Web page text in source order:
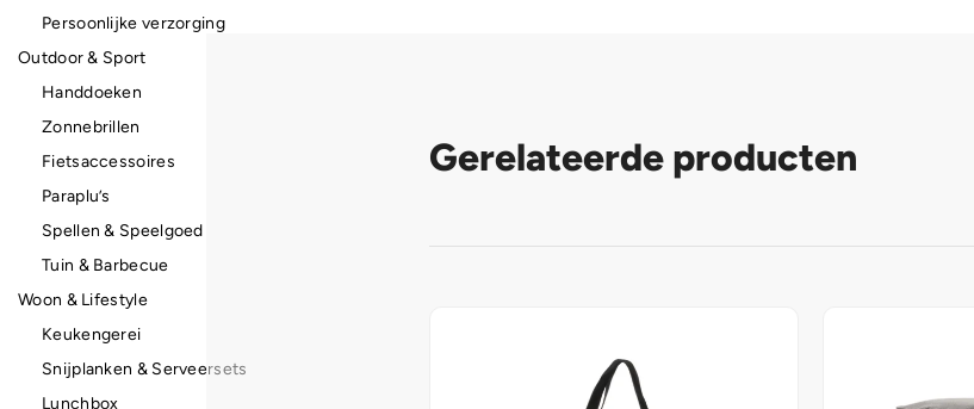
Gerelateerde producten
Persoonlijke verzorging
Outdoor & Sport
Handdoeken
Zonnebrillen
Fietsaccessoires
Paraplu’s
Spellen & Speelgoed
Tuin & Barbecue
Woon & Lifestyle
Keukengerei
Snijplanken & Serveersets
Lunchbox